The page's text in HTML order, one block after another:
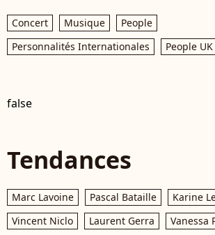
Concert Musique
People
Personnalités Internationales
People UK
false
Tendances
Marc Lavoine Pascal Bataille
Karine
Vincent Niclo
Laurent Gerra
Vanessa